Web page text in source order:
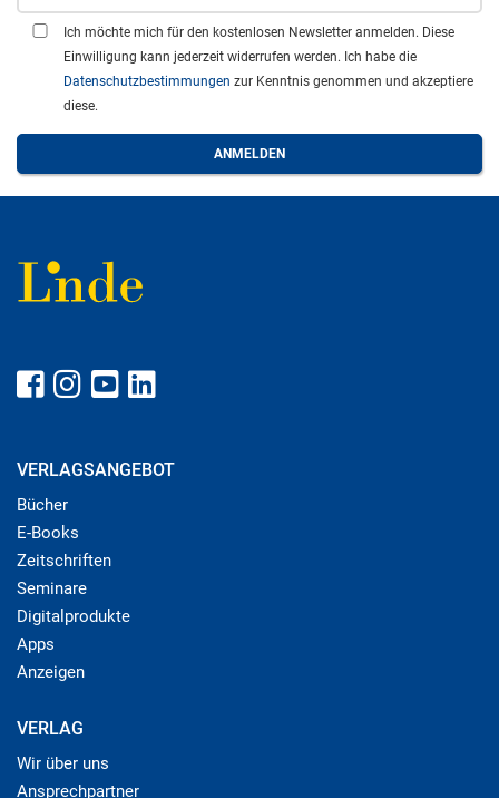
Ich möchte mich für den kostenlosen Newsletter anmelden. Diese
Einwilligung kann jederzeit widerrufen werden. Ich habe die
Datenschutzbestimmungen zur Kenntnis genommen und akzeptiere
diese.
VERLAGSANGEBOT
Bücher
E-Books
Zeitschriften
Seminare
Digitalprodukte
Apps
Anzeigen
VERLAG
Wir über uns
Ansprechpartner